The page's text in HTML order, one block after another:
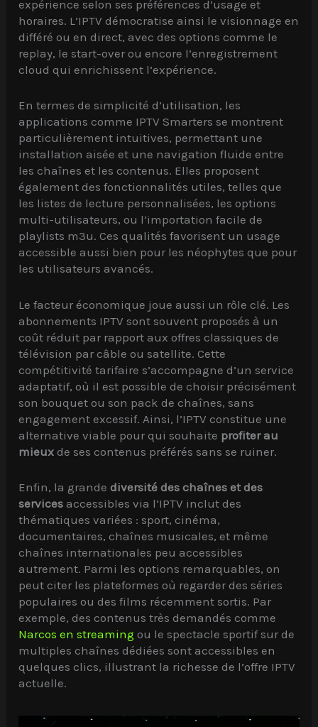
expérience selon ses préférences d’usage et
horaires. L’IPTV démocratise ainsi le visionnage en
différé ou en direct, avec des options comme le
replay, le start-over ou encore l’enregistrement
cloud qui enrichissent l’expérience.
En termes de simplicité d’utilisation, les
applications comme IPTV Smarters se montrent
particulièrement intuitives, permettant une
installation aisée et une navigation fluide entre
les chaînes et les contenus. Elles proposent
également des fonctionnalités utiles, telles que
les listes de lecture personnalisées, les options
multi-utilisateurs, ou l’importation facile de
playlists m3u. Ces qualités favorisent un usage
accessible aussi bien pour les néophytes que pour
les utilisateurs avancés.
Le facteur économique joue aussi un rôle clé. Les
abonnements IPTV sont souvent proposés à un
coût réduit par rapport aux offres classiques de
télévision par câble ou satellite. Cette
compétitivité tarifaire s’accompagne d’un service
adaptatif, où il est possible de choisir précisément
son bouquet ou son pack de chaînes, sans
engagement excessif. Ainsi, l’IPTV constitue une
alternative viable pour qui souhaite profiter au
mieux de ses contenus préférés sans se ruiner.
Enfin, la grandediversité des chaînes et des
services accessibles via l’IPTV inclut des
thématiques variées : sport, cinéma,
documentaires, chaînes musicales, et même
chaînes internationales peu accessibles
autrement. Parmi les options remarquables, on
peut citer les plateformes où regarder des séries
populaires ou des films récemment sortis. Par
exemple, des contenus très demandés comme
Narcos en streaming ou le spectacle sportif sur de
multiples chaînes dédiées sont accessibles en
quelques clics, illustrant la richesse de l’offre IPTV
actuelle.